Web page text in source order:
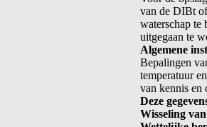
van de DIBt
waterschap te
uitgegaan te
Algemene
Bepalingen
temperatuur
van kennis en
Deze
Wisseling